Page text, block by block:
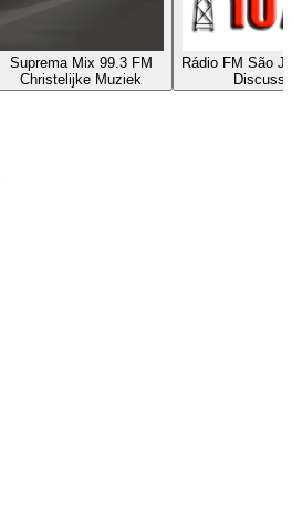
Suprema Mix 99.3 FM
Christelijke Muziek
Rádio FM São